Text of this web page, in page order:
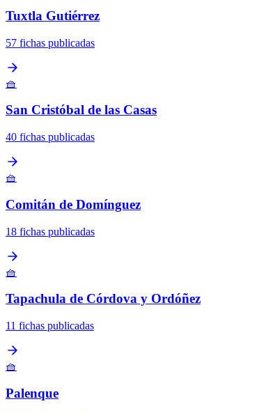
Tuxtla Gutiérrez
57 fichas publicadas
🧺
San Cristóbal de las Casas
40 fichas publicadas
🧺
Comitán de Domínguez
18 fichas publicadas
🧺
Tapachula de Córdova y Ordóñez
11 fichas publicadas
🧺
Palenque